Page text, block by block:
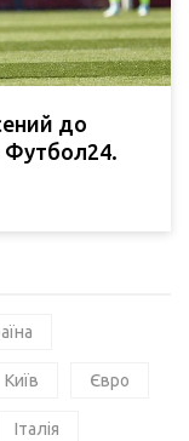
до
Футбол24.
Київ Євро
Італія